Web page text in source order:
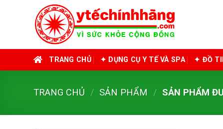
TRANG CHỦ ✦ DỤNG CỤ Y TẾ VÀ SPA ✦ ĐỒ
TRANG CHỦ / SẢN PHẨM / SẢN PHẨM